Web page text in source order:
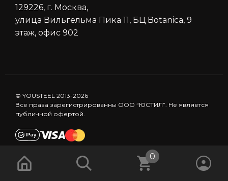
129226, г. Москва,
улица Вильгельма Пика 11, БЦ Botanica, 9
этаж, офис 902
© YOUSTEEL 2013-2026
Все права зарегистрированны ООО “ЮСТИЛ”. Не является
публичной офертой.
0